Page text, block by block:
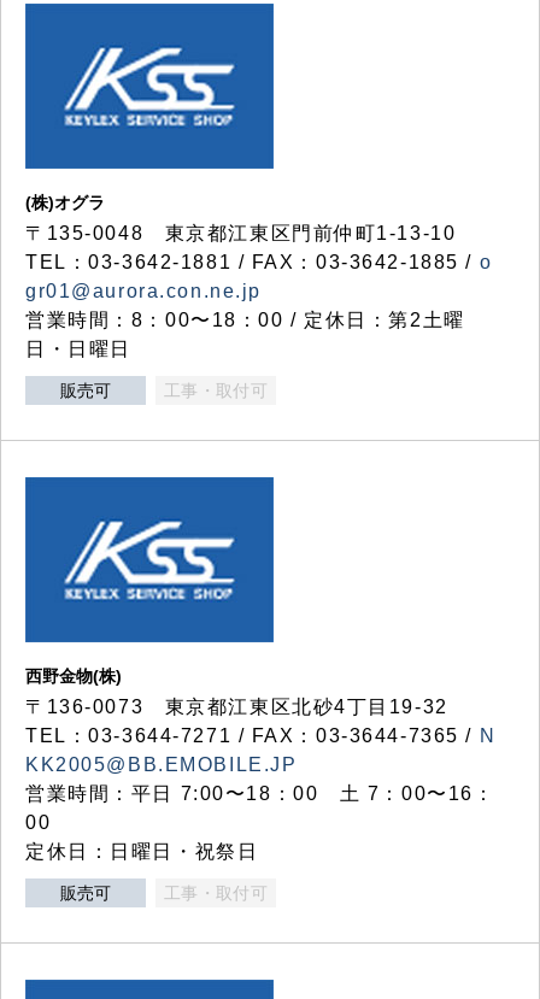
(株)オグラ
〒135-0048 東京都江東区門前仲町1-13-10
TEL：03-3642-1881 / FAX：03-3642-1885 / o
gr01@aurora.con.ne.jp
営業時間：8：00〜18：00 / 定休日：第2土曜
日・日曜日
販売可 工事・取付可
西野金物(株)
〒136-0073 東京都江東区北砂4丁目19-32
TEL：03‐3644‐7271 / FAX：03-3644-7365 / N
KK2005@BB.EMOBILE.JP
営業時間：平日 7:00〜18：00 土 7：00〜16：
00
定休日：日曜日・祝祭日
販売可 工事・取付可